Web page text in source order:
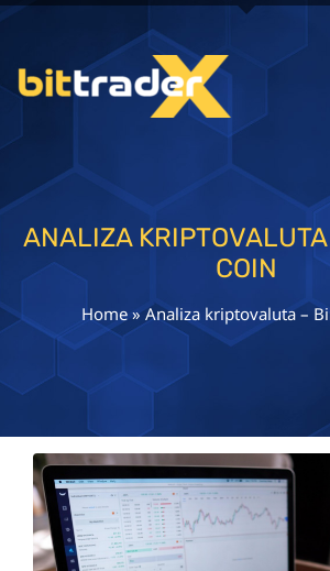
ANALIZA
COIN
Home»Analiza kriptovaluta –